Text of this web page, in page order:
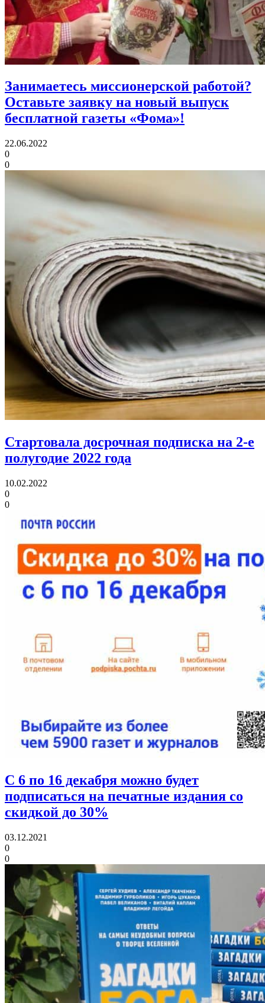
Занимаетесь миссионерской работой?
Оставьте заявку на новый выпуск
бесплатной газеты «Фома»!
22.06.2022
0
0
Стартовала досрочная подписка на 2-е
полугодие 2022 года
10.02.2022
0
0
С 6 по 16 декабря можно будет
подписаться на печатные издания со
скидкой до 30%
03.12.2021
0
0